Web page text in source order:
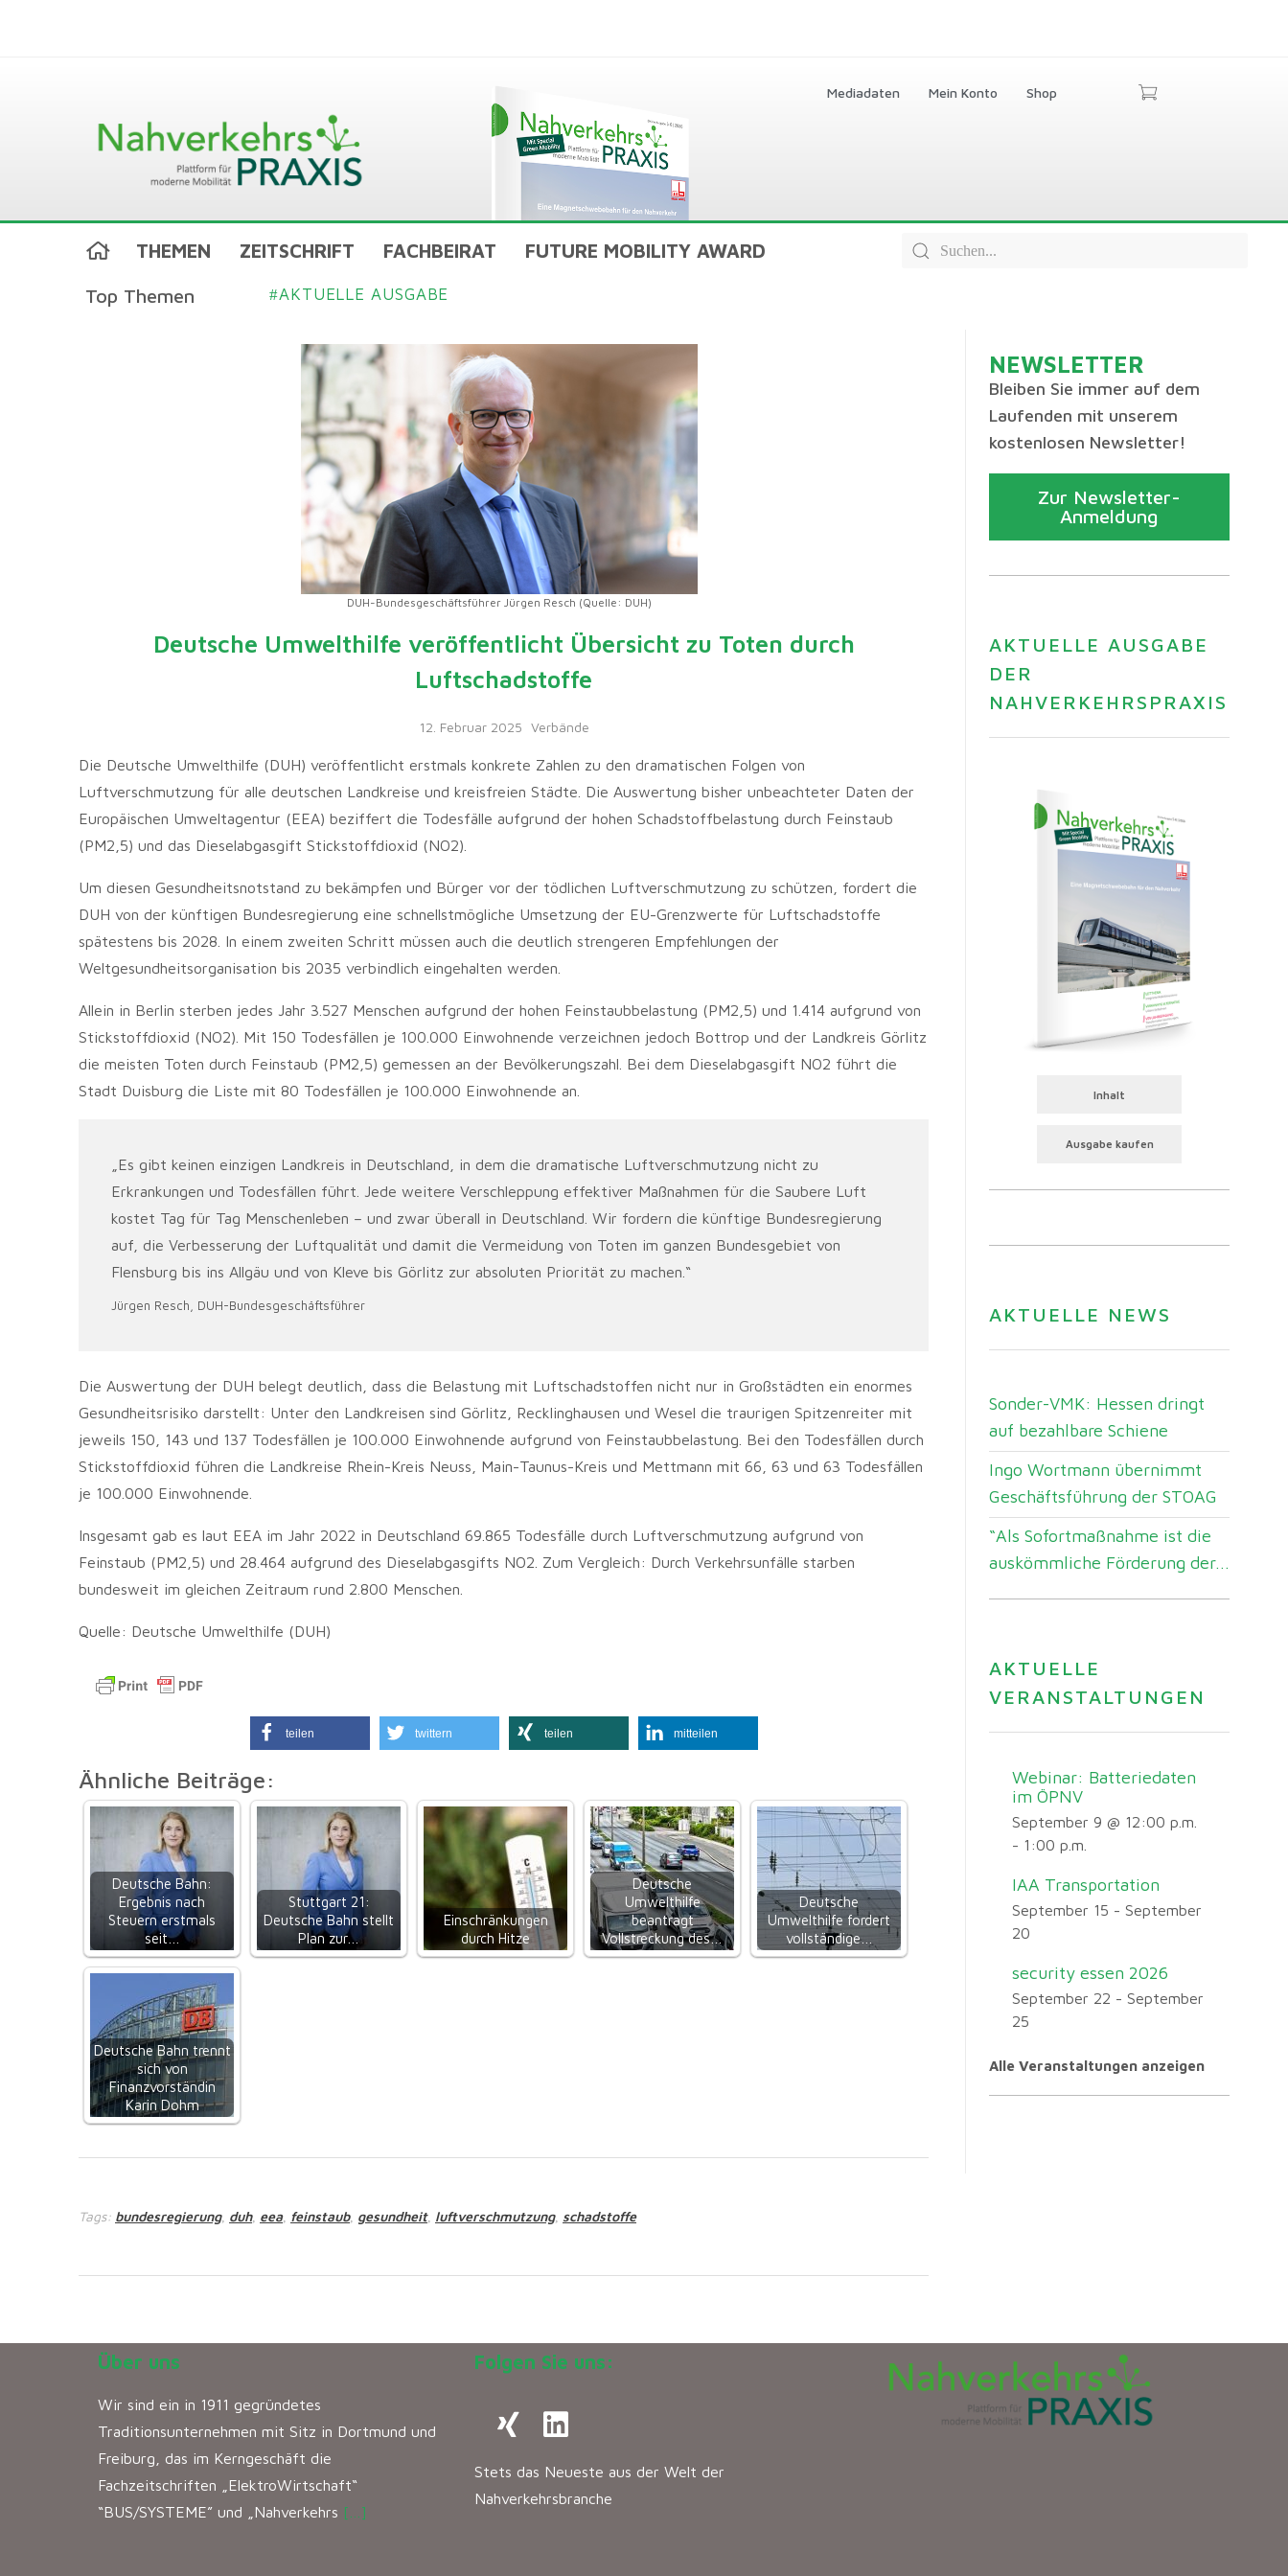
Mediadaten Mein Konto Shop
THEMEN ZEITSCHRIFT FACHBEIRAT FUTURE MOBILITY AWARD
Top Themen #AKTUELLE AUSGABE
DUH-Bundesgeschäftsführer Jürgen Resch (Quelle: DUH)
Deutsche Umwelthilfe veröffentlicht Übersicht zu Toten durch
Luftschadstoffe
12. Februar 2025 Verbände
Die Deutsche Umwelthilfe (DUH) veröffentlicht erstmals konkrete Zahlen zu den dramatischen Folgen von
Luftverschmutzung für alle deutschen Landkreise und kreisfreien Städte. Die Auswertung bisher unbeachteter Daten der
Europäischen Umweltagentur (EEA) beziffert die Todesfälle aufgrund der hohen Schadstoffbelastung durch Feinstaub
(PM2,5) und das Dieselabgasgift Stickstoffdioxid (NO2).
Um diesen Gesundheitsnotstand zu bekämpfen und Bürger vor der tödlichen Luftverschmutzung zu schützen, fordert die
DUH von der künftigen Bundesregierung eine schnellstmögliche Umsetzung der EU-Grenzwerte für Luftschadstoffe
spätestens bis 2028. In einem zweiten Schritt müssen auch die deutlich strengeren Empfehlungen der
Weltgesundheitsorganisation bis 2035 verbindlich eingehalten werden.
Allein in Berlin sterben jedes Jahr 3.527 Menschen aufgrund der hohen Feinstaubbelastung (PM2,5) und 1.414 aufgrund von
Stickstoffdioxid (NO2). Mit 150 Todesfällen je 100.000 Einwohnende verzeichnen jedoch Bottrop und der Landkreis Görlitz
die meisten Toten durch Feinstaub (PM2,5) gemessen an der Bevölkerungszahl. Bei dem Dieselabgasgift NO2 führt die
Stadt Duisburg die Liste mit 80 Todesfällen je 100.000 Einwohnende an.
„Es gibt keinen einzigen Landkreis in Deutschland, in dem die dramatische Luftverschmutzung nicht zu
Erkrankungen und Todesfällen führt. Jede weitere Verschleppung effektiver Maßnahmen für die Saubere Luft
kostet Tag für Tag Menschenleben – und zwar überall in Deutschland. Wir fordern die künftige Bundesregierung
auf, die Verbesserung der Luftqualität und damit die Vermeidung von Toten im ganzen Bundesgebiet von
Flensburg bis ins Allgäu und von Kleve bis Görlitz zur absoluten Priorität zu machen.“
Jürgen Resch, DUH-Bundesgeschäftsführer
Die Auswertung der DUH belegt deutlich, dass die Belastung mit Luftschadstoffen nicht nur in Großstädten ein enormes
Gesundheitsrisiko darstellt: Unter den Landkreisen sind Görlitz, Recklinghausen und Wesel die traurigen Spitzenreiter mit
jeweils 150, 143 und 137 Todesfällen je 100.000 Einwohnende aufgrund von Feinstaubbelastung. Bei den Todesfällen durch
Stickstoffdioxid führen die Landkreise Rhein-Kreis Neuss, Main-Taunus-Kreis und Mettmann mit 66, 63 und 63 Todesfällen
je 100.000 Einwohnende.
Insgesamt gab es laut EEA im Jahr 2022 in Deutschland 69.865 Todesfälle durch Luftverschmutzung aufgrund von
Feinstaub (PM2,5) und 28.464 aufgrund des Dieselabgasgifts NO2. Zum Vergleich: Durch Verkehrsunfälle starben
bundesweit im gleichen Zeitraum rund 2.800 Menschen.
Quelle: Deutsche Umwelthilfe (DUH)
teilen twittern teilen mitteilen
Ähnliche Beiträge:
Deutsche Bahn:
Ergebnis nach
Steuern erstmals
seit…
Stuttgart 21:
Deutsche Bahn stellt
Plan zur…
Einschränkungen
durch Hitze
Deutsche
Umwelthilfe
beantragt
Vollstreckung des…
Deutsche
Umwelthilfe fordert
vollständige…
Deutsche Bahn trennt
sich von
Finanzvorständin
Karin Dohm
Tags: bundesregierung, duh, eea, feinstaub, gesundheit, luftverschmutzung, schadstoffe
NEWSLETTER
Bleiben Sie immer auf dem
Laufenden mit unserem
kostenlosen Newsletter!
Zur Newsletter-
Anmeldung
AKTUELLE AUSGABE
DER
NAHVERKEHRSPRAXIS
Inhalt
Ausgabe kaufen
AKTUELLE NEWS
Sonder-VMK: Hessen dringt
auf bezahlbare Schiene
Ingo Wortmann übernimmt
Geschäftsführung der STOAG
“Als Sofortmaßnahme ist die
auskömmliche Förderung der...
AKTUELLE
VERANSTALTUNGEN
Webinar: Batteriedaten
im ÖPNV
September 9 @ 12:00 p.m.
- 1:00 p.m.
IAA Transportation
September 15 - September
20
security essen 2026
September 22 - September
25
Alle Veranstaltungen anzeigen
Über uns
Wir sind ein in 1911 gegründetes
Traditionsunternehmen mit Sitz in Dortmund und
Freiburg, das im Kerngeschäft die
Fachzeitschriften „ElektroWirtschaft“
“BUS/SYSTEME” und „Nahverkehrs […]
Folgen Sie uns:
Stets das Neueste aus der Welt der
Nahverkehrsbranche